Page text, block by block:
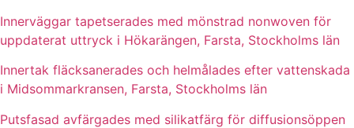
Innerväggar tapetserades med mönstrad nonwoven för
uppdaterat uttryck i Hökarängen, Farsta, Stockholms län
Innertak fläcksanerades och helmålades efter vattenskada
i Midsommarkransen, Farsta, Stockholms län
Putsfasad avfärgades med silikatfärg för diffusionsöppen